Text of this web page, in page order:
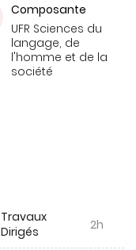
Composante
UFR Sciences du
langage, de
l'homme et de la
société
Travaux
Dirigés
2h